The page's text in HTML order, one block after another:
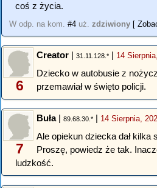
coś z życia.
W odp. na kom. #4 uż. zdziwiony [
6
Creator | 31.11.128.* | 14
Dziecko w autobusie z
przemawiał w święto policji.
7
Buła| 89.68.30.* | 14 Sierpnia,
Ale opiekun dziecka dał kilka
Proszę, powiedz że tak.
ludzkość.